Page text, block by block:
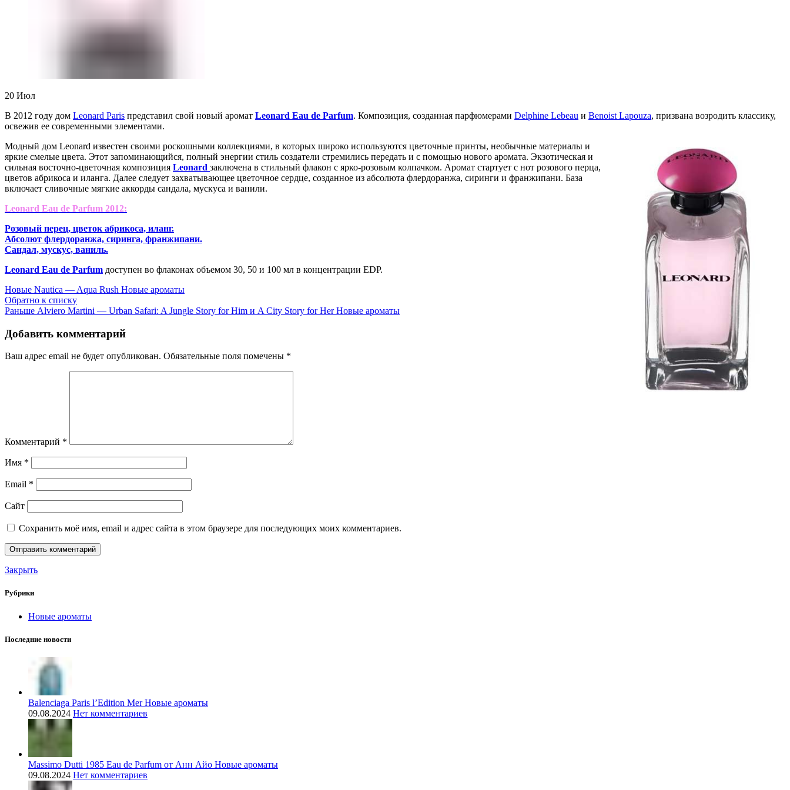
20 Июл
В 2012 году дом Leonard Paris представил свой новый аромат Leonard Eau de Parfum. Композиция, созданная парфюмерами Delphine Lebeau и Benoist Lapouza, призвана возродить классику,
освежив ее современными элементами.
Модный дом Leonard известен своими роскошными коллекциями, в которых широко используются цветочные принты, необычные материалы и
яркие смелые цвета. Этот запоминающийся, полный энергии стиль создатели стремились передать и с помощью нового аромата. Экзотическая и
сильная восточно-цветочная композиция Leonard заключена в стильный флакон с ярко-розовым колпачком. Аромат стартует с нот розового перца,
цветов абрикоса и иланга. Далее следует захватывающее цветочное сердце, созданное из абсолюта флердоранжа, сиринги и франжипани. База
включает сливочные мягкие аккорды сандала, мускуса и ванили.
Leonard Eau de Parfum 2012:
Розовый перец, цветок абрикоса, иланг.
Абсолют флердоранжа, сиринга, франжипани.
Сандал, мускус, ваниль.
Leonard Eau de Parfum доступен во флаконах объемом 30, 50 и 100 мл в концентрации EDP.
Новые Nautica — Aqua Rush Новые ароматы
Обратно к списку
Раньше Alviero Martini — Urban Safari: A Jungle Story for Him и A City Story for Her Новые ароматы
Добавить комментарий
Ваш адрес email не будет опубликован. Обязательные поля помечены *
Комментарий *
Имя *
Email *
Сайт
Сохранить моё имя, email и адрес сайта в этом браузере для последующих моих комментариев.
Закрыть
Рубрики
Новые ароматы
Последние новости
Balenciaga Paris l’Edition Mer Новые ароматы
09.08.2024 Нет комментариев
Massimo Dutti 1985 Eau de Parfum от Анн Айо Новые ароматы
09.08.2024 Нет комментариев